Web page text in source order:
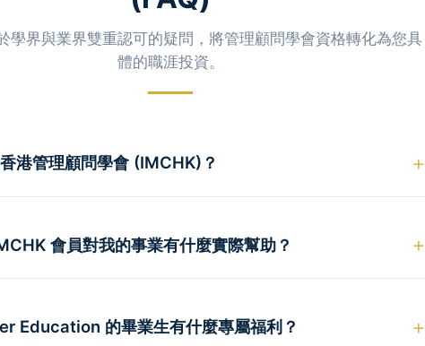
學界與業界雙重認可的疑問，將管理顧問學會資格轉化為您具
體的職涯投資。
港管理顧問學會 (IMCHK)？ +
加入 IMCHK 代表您的管理能力受到本地及國際顧問業界的雙
會員對我的事業有什麼實際幫助？ +
：成功入會後e.g. Full Member(Professional Member)，您
Education 的畢業生有什麼專屬福利？ +